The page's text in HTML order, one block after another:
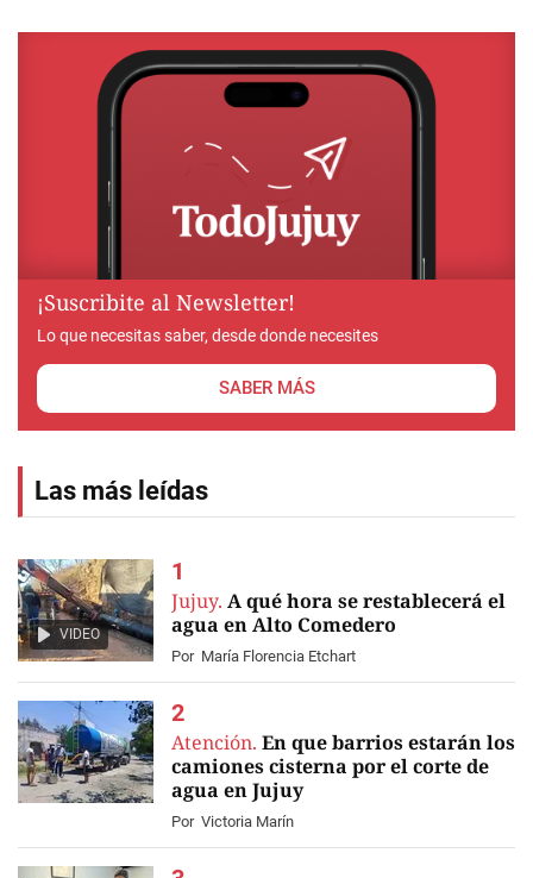
¡Suscribite al Newsletter!
Lo que necesitas saber, desde donde necesites
SABER MÁS
Las más leídas
VIDEO
Jujuy. A qué hora se restablecerá el
agua en Alto Comedero
Por María Florencia Etchart
Atención. En que barrios estarán los
camiones cisterna por el corte de
agua en Jujuy
Por Victoria Marín